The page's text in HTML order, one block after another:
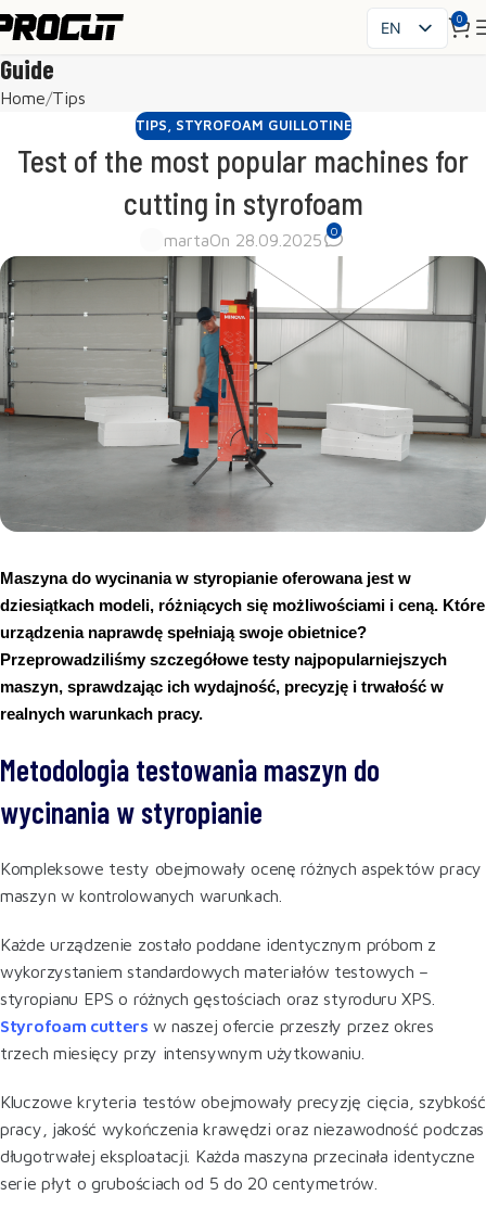
EN
HU
RO
DE
0
Guide
Home Tips
TIPS, STYROFOAM GUILLOTINE
Test of the most popular machines for
cutting in styrofoam
martaOn 28.09.2025 0
Maszyna do wycinania w styropianie oferowana jest w
dziesiątkach modeli, różniących się możliwościami i ceną. Które
urządzenia naprawdę spełniają swoje obietnice?
Przeprowadziliśmy szczegółowe testy najpopularniejszych
maszyn, sprawdzając ich wydajność, precyzję i trwałość w
realnych warunkach pracy.
Metodologia testowania maszyn do
wycinania w styropianie
Kompleksowe testy obejmowały ocenę różnych aspektów pracy
maszyn w kontrolowanych warunkach.
Każde urządzenie zostało poddane identycznym próbom z
wykorzystaniem standardowych materiałów testowych –
styropianu EPS o różnych gęstościach oraz styroduru XPS.
Styrofoam cutters w naszej ofercie przeszły przez okres
trzech miesięcy przy intensywnym użytkowaniu.
Kluczowe kryteria testów obejmowały precyzję cięcia, szybkość
pracy, jakość wykończenia krawędzi oraz niezawodność podczas
długotrwałej eksploatacji. Każda maszyna przecinała identyczne
serie płyt o grubościach od 5 do 20 centymetrów.